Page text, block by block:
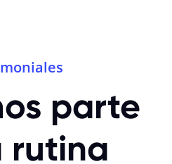
parte
rutina